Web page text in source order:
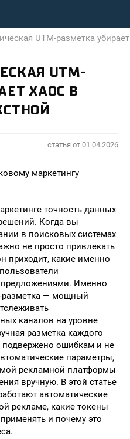
UTM-разметка
UTM-
ХАОС В
статья от 01.04.2026
маркетингу
точность данных
Когда вы
в поисковых системах
не просто привлекать
приходит, какие именно
Именно
разметка — мощный
каналов на уровне
разметка каждого
подвержено ошибкам и не
параметры,
рекламной платформы
вручную. В этой статье
автоматические
рекламе, какие токены
и почему это